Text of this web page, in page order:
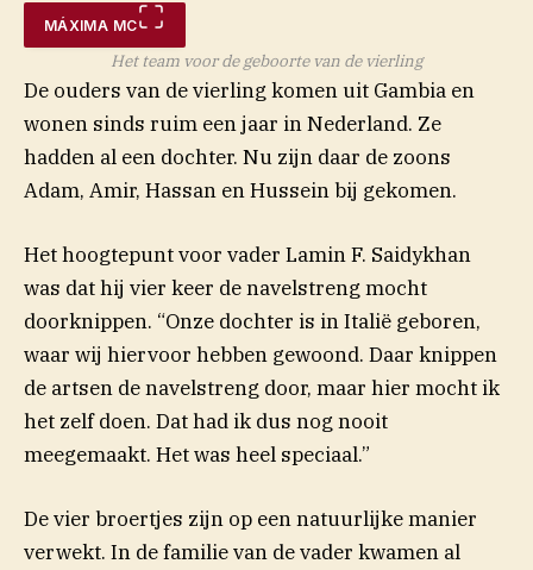
MÁXIMA MC
Het team voor de geboorte van de vierling
De ouders van de vierling komen uit Gambia en
wonen sinds ruim een jaar in Nederland. Ze
hadden al een dochter. Nu zijn daar de zoons
Adam, Amir, Hassan en Hussein bij gekomen.
Het hoogtepunt voor vader Lamin F. Saidykhan
was dat hij vier keer de navelstreng mocht
doorknippen. “Onze dochter is in Italië geboren,
waar wij hiervoor hebben gewoond. Daar knippen
de artsen de navelstreng door, maar hier mocht ik
het zelf doen. Dat had ik dus nog nooit
meegemaakt. Het was heel speciaal.”
De vier broertjes zijn op een natuurlijke manier
verwekt. In de familie van de vader kwamen al